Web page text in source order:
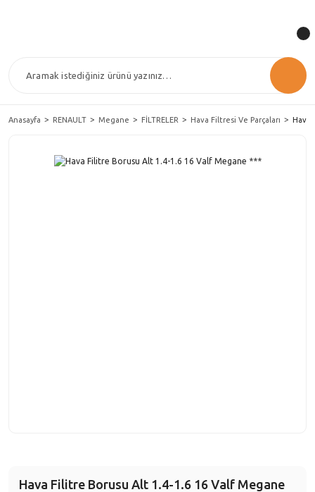
Anasayfa RENAULT Megane FİLTRELER Hava Filtresi Ve Parçaları Hava
Hava Filitre Borusu Alt 1.4-1.6 16 Valf Megane